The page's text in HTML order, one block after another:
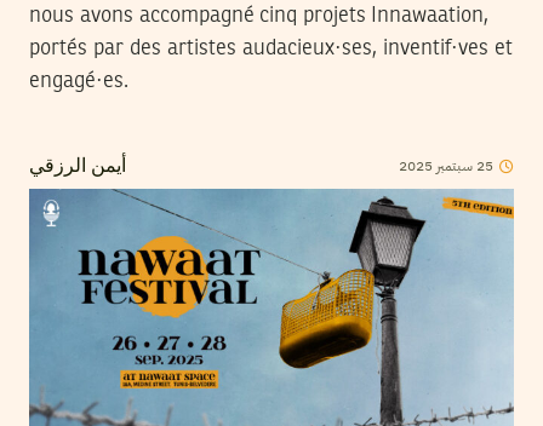
nous avons accompagné cinq projets Innawaation,
portés par des artistes audacieux·ses, inventif·ves et
engagé·es.
أيمن الرزقي 25 سبتمبر 2025